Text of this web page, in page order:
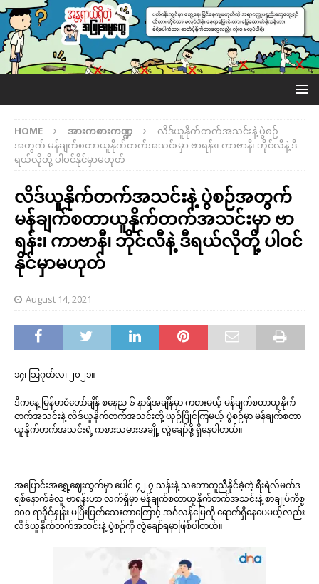
HOME အားကစားကဏ္ဍ
လိဒ်ယူနိုက်တက်အသင်းနဲ့ ပွဲစဉ်
အတွက် မန်ချက်စတာယူနိုက်တက်အသင်းမှာ ဗာရန်း၊ ကာဗာနီ၊ ဘိုင်လီနဲ့ ဒီ
ရယ်လိုတို့ ပါဝင်နိုင်မှာမဟုတ်
လိဒ်ယူနိုက်တက်အသင်းနဲ့ ပွဲစဉ်အတွက်
မန်ချက်စတာယူနိုက်တက်အသင်းမှာ ဗာ
ရန်း၊ ကာဗာနီ၊ ဘိုင်လီနဲ့ ဒီရယ်လိုတို့ ပါဝင်
နိုင်မှာမဟုတ်
August 14, 2021
၁၄၊ ဩဂုတ်လ၊ ၂၀၂၁။
ဒီကနေ့ မြန်မာစံတော်ချိန် စနေည ၆ နာရီအချိန်မှာ ကစားမယ့် မန်ချက်စတာယူနိုက်
တက်အသင်းနဲ့ လိဒ်ယူနိုက်တက်အသင်းတို့ ယှဉ်ပြိုင်ကြမယ့် ပွဲစဉ်မှာ မန်ချက်စတာ
ယူနိုက်တက်အသင်းရဲ့ ကစားသမားအချို့ လွဲချော်ဖို့ ရှိနေပါတယ်။
အပြောင်းအရွှေ့ဈေးကွက်မှာ ပေါင် ၄၂.၇ သန်းနဲ့ သဘောတူညီနိုင်ခဲ့တဲ့ ရီးရဲလ်မက်ဒ
ရစ်နောက်ခံလူ ဗာရန်းဟာ လက်ရှိမှာ မန်ချက်စတာယူနိုက်တက်အသင်းနဲ့ စာချုပ်ကိစ္စ
၁၀၀ ရာခိုင်နှုန်း မပြီးပြတ်သေးတာကြောင့် အင်္ဂလန်မြေကို ရောက်ရှိနေပေမယ့်လည်း
လိဒ်ယူနိုက်တက်အသင်းနဲ့ ပွဲစဉ်ကို လွဲချော်ရမှာဖြစ်ပါတယ်။